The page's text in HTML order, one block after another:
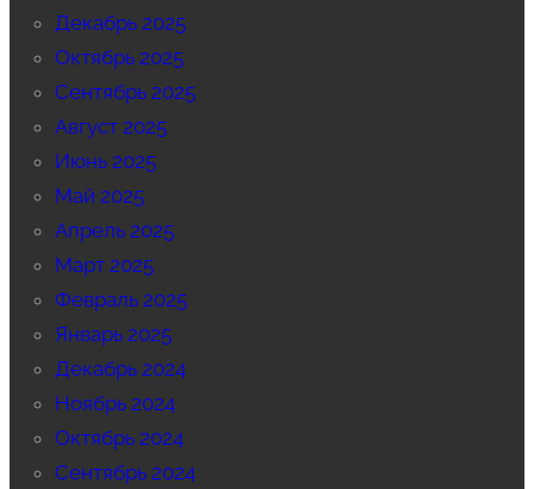
Декабрь 2025
Октябрь 2025
Сентябрь 2025
Август 2025
Июнь 2025
Май 2025
Апрель 2025
Март 2025
Февраль 2025
Январь 2025
Декабрь 2024
Ноябрь 2024
Октябрь 2024
Сентябрь 2024